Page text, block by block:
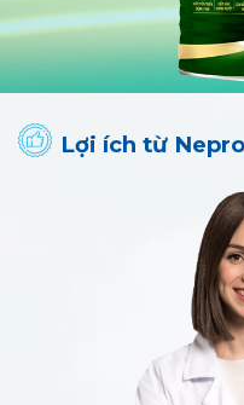
Lợi ích từ Nepro